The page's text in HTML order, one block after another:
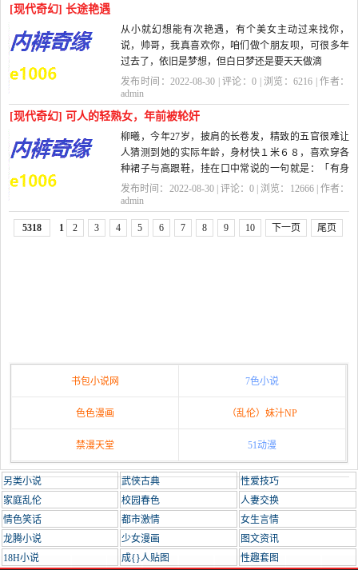
[现代奇幻] 长途艳遇
从小就幻想能有次艳遇，有个美女主动过来找你，
说，帅哥，我真喜欢你，咱们做个朋友呗，可很多年
过去了，依旧是梦想，但白日梦还是要天天做滴
你还别说，老天不负有心人，这样的好事还真来...
发布时间：2022-08-30 | 评论：0 | 浏览：6216 | 作者：
admin
[现代奇幻] 可人的轻熟女，年前被轮奸
柳曦，今年27岁，披肩的长卷发，精致的五官很难让
人猜测到她的实际年龄，身材快１米６８，喜欢穿各
种裙子与高跟鞋，挂在口中常说的一句就是：「有身
高，就是任性」，前凸后翘还又苗条高挑的身材与时...
发布时间：2022-08-30 | 评论：0 | 浏览： 12666| 作者：
admin
5318 1 2 3 4 5 6 7 8 9 10 下一页 尾页
书包小说网 7色小说
色色漫画 （乱伦）妹汁NP
禁漫天堂 51动漫
另类小说 武侠古典
性爱技巧
家庭乱伦
校园春色
人妻交换
情色笑话
都市激情
女生言情
龙腾小说
少女漫画
图文资讯
18H小说
成{}人贴图 性趣套图